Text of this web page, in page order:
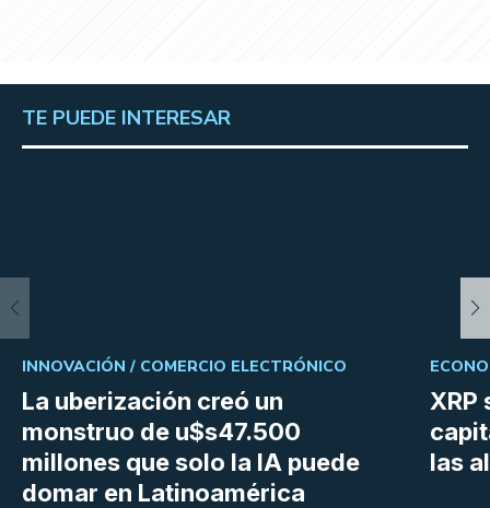
TE PUEDE INTERESAR
La uberización creó un
monstruo de u$s47.500
millones que solo la IA puede
domar en Latinoamérica
INNOVACIÓN / COMERCIO ELECTRÓNICO
XRP
las